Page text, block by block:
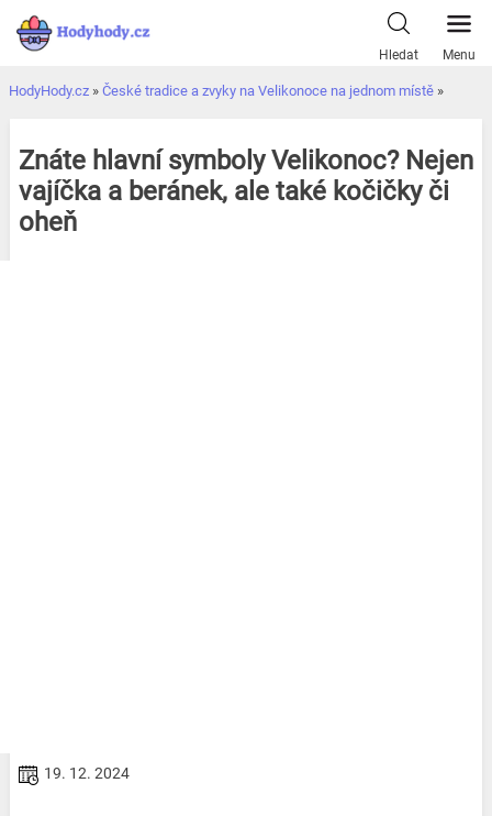
Přeskočit
Hledat Menu
HodyHody.cz » České tradice a zvyky na Velikonoce na jednom místě »
Znáte hlavní symboly Velikonoc? Nejen
vajíčka a beránek, ale také kočičky či
oheň
19. 12. 2024